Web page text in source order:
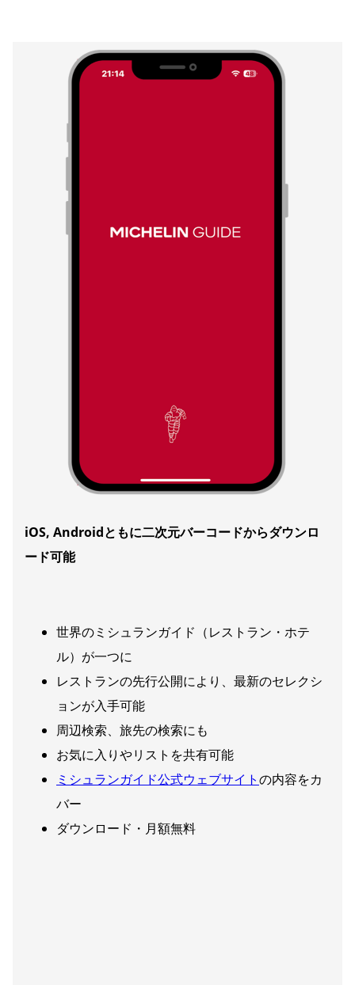
iOS, Androidともに二次元バーコードからダウンロ
ード可能
世界のミシュランガイド（レストラン・ホテ
ル）が一つに
レストランの先行公開により、最新のセレクシ
ョンが入手可能
周辺検索、旅先の検索にも
お気に入りやリストを共有可能
ミシュランガイド公式ウェブサイトの内容をカ
バー
ダウンロード・月額無料